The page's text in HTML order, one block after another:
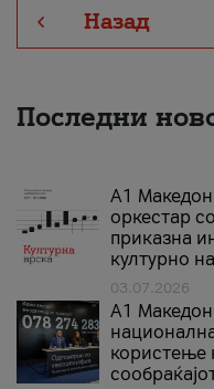
Назад
Последни
А1
оркестар
приказна
културно
03.07.2026
A1
користење